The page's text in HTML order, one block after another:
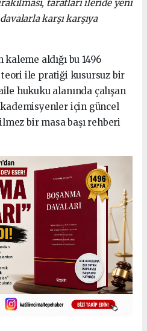
tarafları ileride yeni
karşı karşıya
kaleme aldığı bu 1496
teori ile pratiği kusursuz bir
hukuku alanında çalışan
için güncel
bir masa başı rehberi